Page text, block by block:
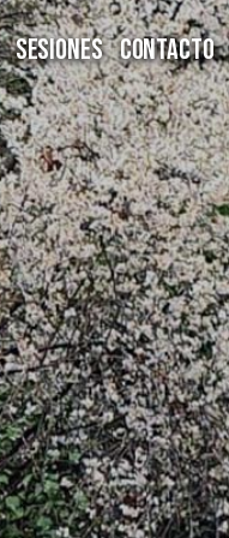
Sesiones Contacto